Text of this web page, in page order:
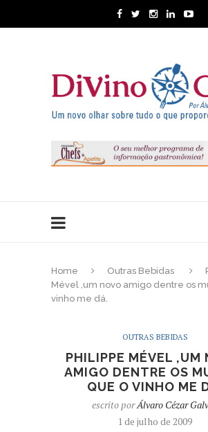
Home Outras Bebidas
Mével ,um novo amigo dentre os
vinho me dá.
OUTRAS BEBIDAS
PHILIPPE MÉVEL ,UM
AMIGO DENTRE OS
QUE O VINHO ME
escrito porÁlvaro Cézar
1 de julho de 2009